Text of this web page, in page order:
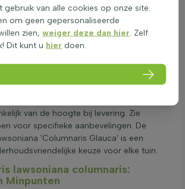
van deze conifeer ligt in zijn
groei en blauwgroene naalden. Dit maakt
keuze voor een hoge heg of als
goed gecombineerd worden met andere
struiken voor een gevarieerd
aanplanten is het belangrijk om rekening
grootte van de plant. Voor een dichte haag
van de hoogte bij levering. Zie
voor specifieke aanbevelingen. De
'Columnaris Glauca' is een
keuze voor elke tuin.
lawsoniana columnaris:
Minpunten
gebruik van alle cookies op onze site.
om geen gepersonaliseerde
zien,weiger deze dan hier . Zelf
Dit kunt u hier doen.